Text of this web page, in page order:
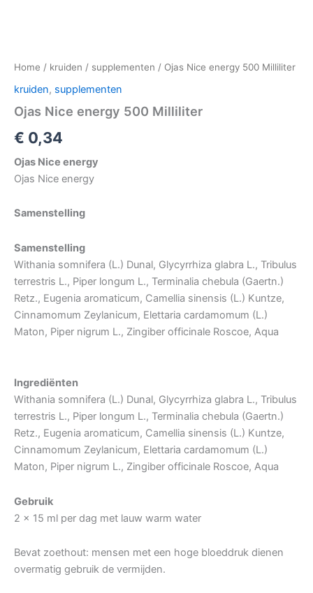
Home / kruiden / supplementen / Ojas Nice energy 500 Milliliter
kruiden, supplementen
Ojas Nice energy 500 Milliliter
€ 0,34
Ojas Nice energy
Ojas Nice energy
Samenstelling
Samenstelling
Withania somnifera (L.) Dunal, Glycyrrhiza glabra L., Tribulus
terrestris L., Piper longum L., Terminalia chebula (Gaertn.)
Retz., Eugenia aromaticum, Camellia sinensis (L.) Kuntze,
Cinnamomum Zeylanicum, Elettaria cardamomum (L.)
Maton, Piper nigrum L., Zingiber officinale Roscoe, Aqua
Ingrediënten
Withania somnifera (L.) Dunal, Glycyrrhiza glabra L., Tribulus
terrestris L., Piper longum L., Terminalia chebula (Gaertn.)
Retz., Eugenia aromaticum, Camellia sinensis (L.) Kuntze,
Cinnamomum Zeylanicum, Elettaria cardamomum (L.)
Maton, Piper nigrum L., Zingiber officinale Roscoe, Aqua
Gebruik
2 x 15 ml per dag met lauw warm water
Bevat zoethout: mensen met een hoge bloeddruk dienen
overmatig gebruik de vermijden.